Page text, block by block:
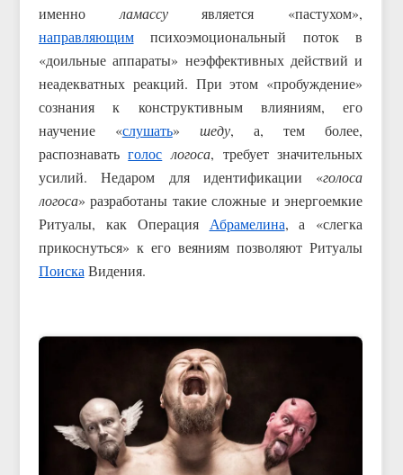
именно ламассуявляется «пастухом»,
направляющимпсихоэмоциональный поток в
«доильные аппараты» неэффективных действий и
неадекватных реакций. При этом «пробуждение»
сознания к конструктивным влияниям, его
научение «слушать» шеду, а, тем более,
распознаватьголос логоса, требует значительных
усилий. Недаром для идентификации «голоса
логоса» разработаны такие сложные и энергоемкие
Ритуалы, как Операция Абрамелина, а «слегка
прикоснуться» к его веяниям позволяют Ритуалы
Поиска Видения.